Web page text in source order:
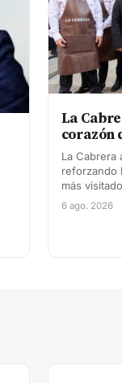
La
corazón
La Cabrera
reforzando
más
6 ago. 2026